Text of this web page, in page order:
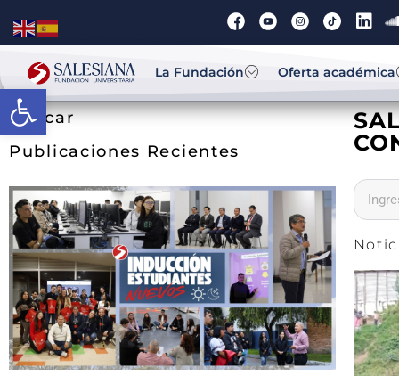
Abrir barra de herramientas
La Fundación Oferta académica
Buscar
Publicaciones Recientes